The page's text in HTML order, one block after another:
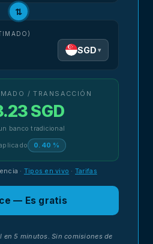
⇅
SGD ▾
/ TRANSACCIÓN
SGD
banco tradicional
0.40 %
· Tipos en vivo · Tarifas
— Es gratis
en 5 minutos. Sin comisiones de